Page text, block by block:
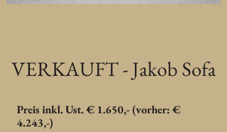
VERKAUFT - Jakob Sofa
Preis inkl. Ust. € 1.650,- (vorher: €
4.243,-)